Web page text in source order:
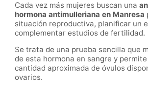
Cada vez más mujeres buscan una
hormona antimulleriana en Manresa
situación reproductiva, planificar un
complementar estudios de fertilidad.
Se trata de una prueba sencilla que
de esta hormona en sangre y
cantidad aproximada de óvulos
ovarios.